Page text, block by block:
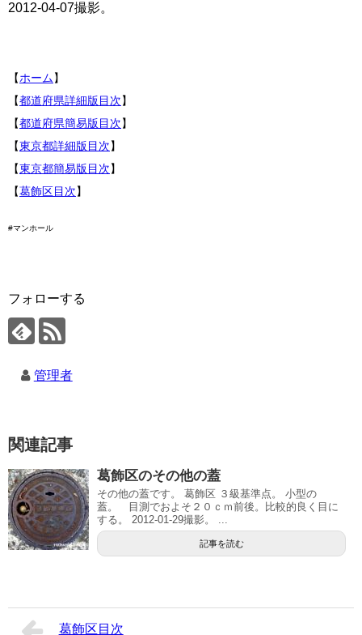
2012-04-07撮影。
【ホーム】
【都道府県詳細版目次】
【都道府県簡易版目次】
【東京都詳細版目次】
【東京都簡易版目次】
【葛飾区目次】
#マンホール
フォローする
管理者
関連記事
葛飾区のその他の蓋
その他の蓋です。 葛飾区 ３級基準点。 小型の
蓋。 目測でおよそ２０ｃｍ前後。比較的良く目に
する。 2012-01-29撮影。 ...
記事を読む
葛飾区目次